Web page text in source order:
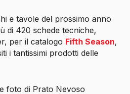
e tavole del prossimo anno
di 420 schede tecniche,
per il catalogo Fifth Season,
i tantissimi prodotti delle
foto di Prato Nevoso